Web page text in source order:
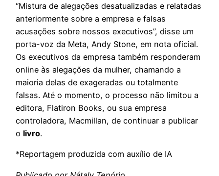
“Mistura de alegações desatualizadas e relatadas
anteriormente sobre a empresa e falsas
acusações sobre nossos executivos”, disse um
porta-voz da Meta, Andy Stone, em nota oficial.
Os executivos da empresa também responderam
online às alegações da mulher, chamando a
maioria delas de exageradas ou totalmente
falsas. Até o momento, o processo não limitou a
editora, Flatiron Books, ou sua empresa
controladora, Macmillan, de continuar a publicar
o livro.
*Reportagem produzida com auxílio de IA